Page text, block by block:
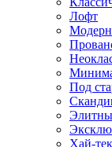
Лофт
Модерн
Под
Хай-тек